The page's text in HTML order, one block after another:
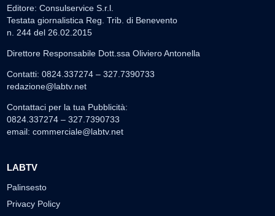
Editore: Consulservice S.r.l.
Testata giornalistica Reg. Trib. di Benevento
n. 244 del 26.02.2015
Direttore Responsabile Dott.ssa Oliviero Antonella
Contatti: 0824.337274 – 327.7390733
redazione@labtv.net
Contattaci per la tua Pubblicità:
0824.337274 – 327.7390733
email: commerciale@labtv.net
LABTV
Palinsesto
Privacy Policy